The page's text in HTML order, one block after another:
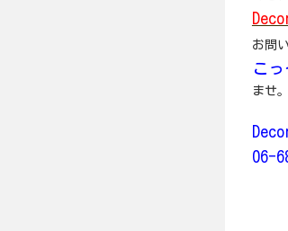
お問
こっ
ませ。
06-